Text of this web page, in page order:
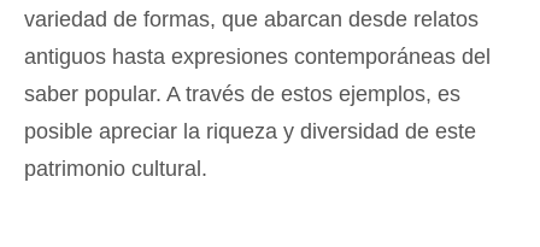
variedad de formas, que abarcan desde relatos
antiguos hasta expresiones contemporáneas del
saber popular. A través de estos ejemplos, es
posible apreciar la riqueza y diversidad de este
patrimonio cultural.